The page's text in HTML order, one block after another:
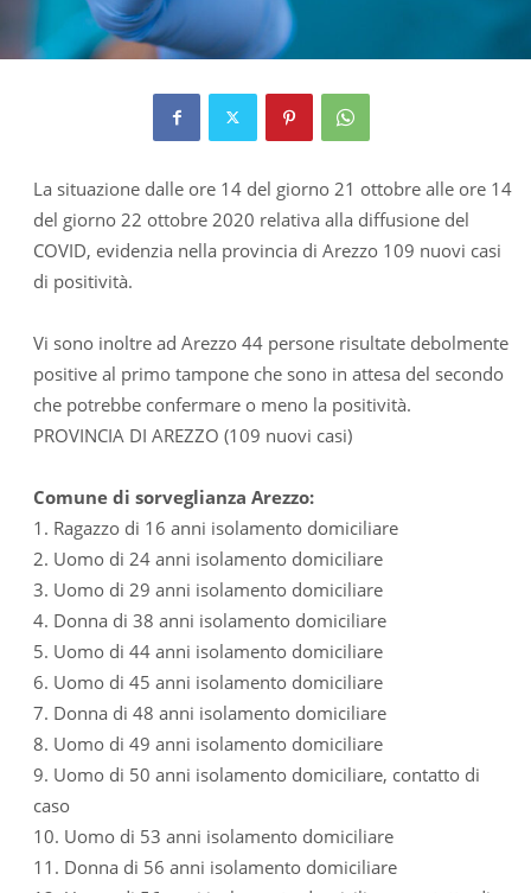
La situazione dalle ore 14 del giorno 21 ottobre alle ore 14
del giorno 22 ottobre 2020 relativa alla diffusione del
COVID, evidenzia nella provincia di Arezzo 109 nuovi casi
di positività.
Vi sono inoltre ad Arezzo 44 persone risultate debolmente
positive al primo tampone che sono in attesa del secondo
che potrebbe confermare o meno la positività.
PROVINCIA DI AREZZO (109 nuovi casi)
Comune di sorveglianza Arezzo:
1. Ragazzo di 16 anni isolamento domiciliare
2. Uomo di 24 anni isolamento domiciliare
3. Uomo di 29 anni isolamento domiciliare
4. Donna di 38 anni isolamento domiciliare
5. Uomo di 44 anni isolamento domiciliare
6. Uomo di 45 anni isolamento domiciliare
7. Donna di 48 anni isolamento domiciliare
8. Uomo di 49 anni isolamento domiciliare
9. Uomo di 50 anni isolamento domiciliare, contatto di
caso
10. Uomo di 53 anni isolamento domiciliare
11. Donna di 56 anni isolamento domiciliare